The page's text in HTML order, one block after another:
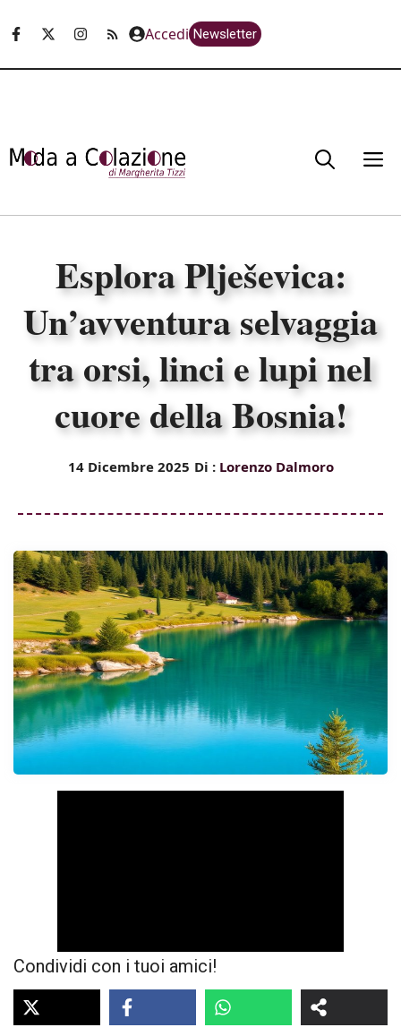
Accedi Newsletter
Esplora Plješevica:
Un’avventura selvaggia
tra orsi, linci e lupi nel
cuore della Bosnia!
14 Dicembre 2025 Di : Lorenzo Dalmoro
Condividi con i tuoi amici!